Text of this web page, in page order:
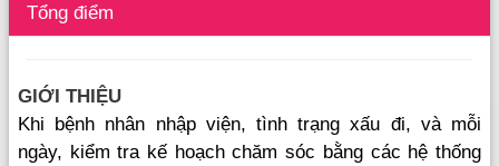
Tổng điểm
GIỚI THIỆU
Khi bệnh nhân nhập viện, tình trạng xấu đi, và mỗi
ngày, kiểm tra kế hoạch chăm sóc bằng các hệ thống